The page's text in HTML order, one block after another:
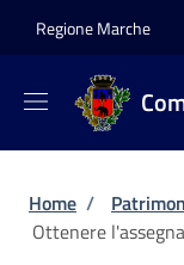
Regione Marche
Briciole di
Home /
Ottenere